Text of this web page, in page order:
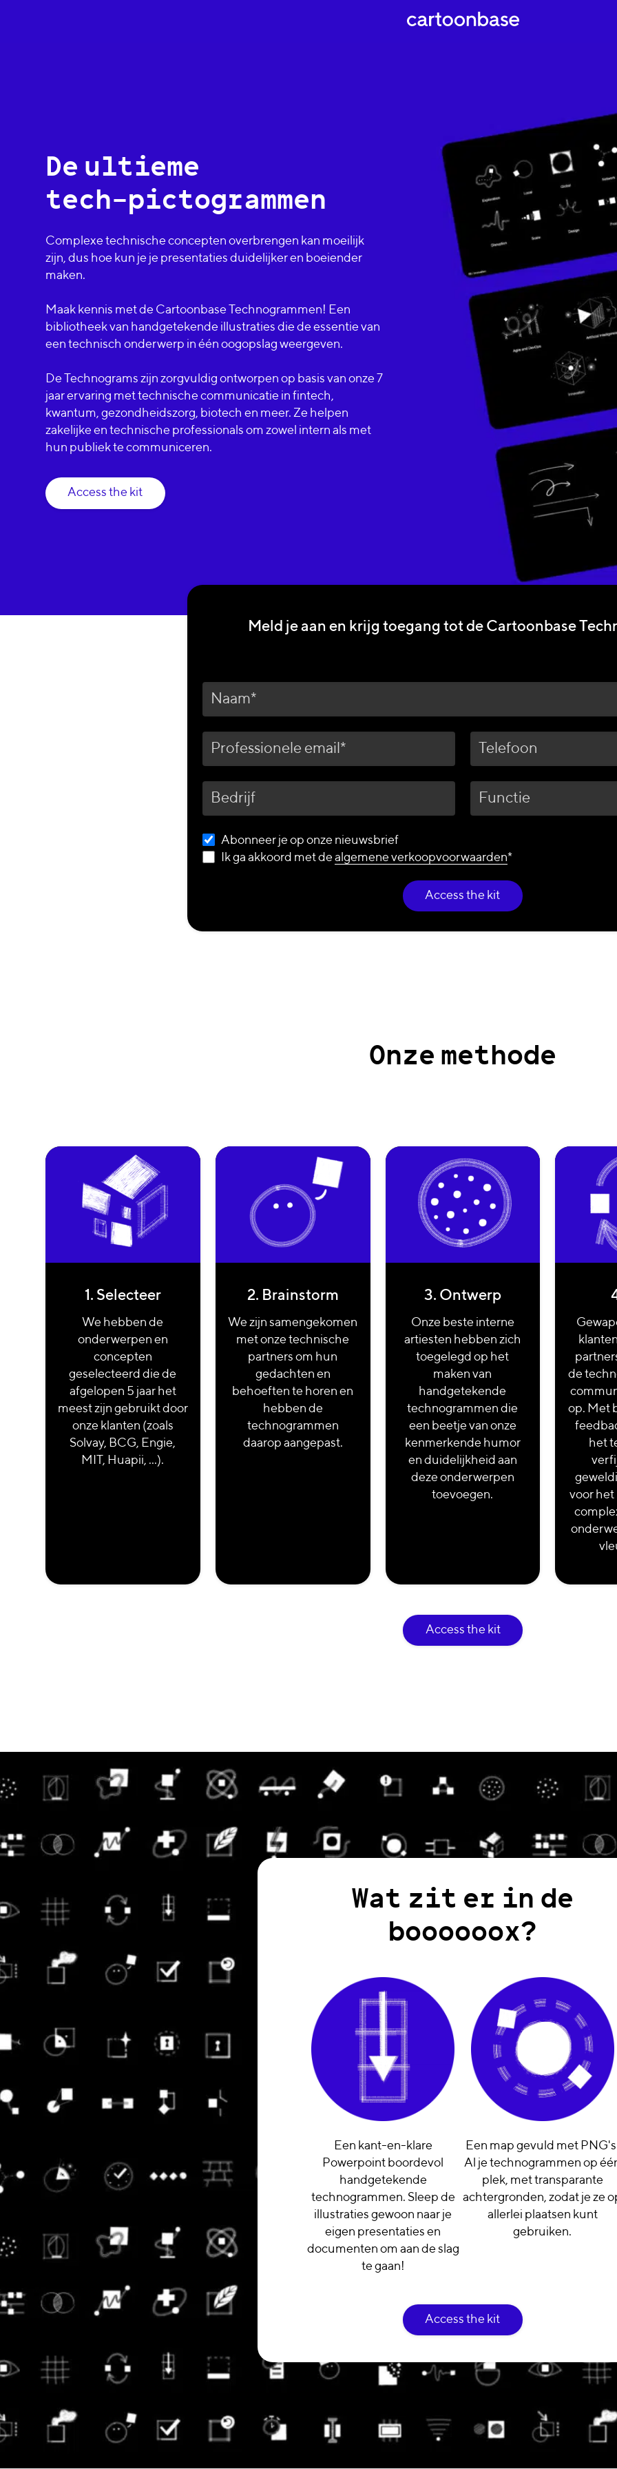
De ultieme
tech-pictogrammen
Complexe technische concepten overbrengen kan moeilijk
zijn, dus hoe kun je je presentaties duidelijker en boeiender
maken.
Maak kennis met de Cartoonbase Technogrammen! Een
bibliotheek van handgetekende illustraties die de essentie van
een technisch onderwerp in één oogopslag weergeven.
De Technograms zijn zorgvuldig ontworpen op basis van onze 7
jaar ervaring met technische communicatie in fintech,
kwantum, gezondheidszorg, biotech en meer. Ze helpen
zakelijke en technische professionals om zowel intern als met
hun publiek te communiceren.
Access the kit
Meld je aan en krijg toegang tot de Cartoonbase
Naam
Professionele
email
Telefoon
Bedrijf Functie
Abonneer je op onze nieuwsbrief
Ik ga akkoord met dealgemene verkoopvoorwaarden*
Onze methode
1. Selecteer
We hebben de
onderwerpen en
concepten
geselecteerd die de
afgelopen 5 jaar het
meest zijn gebruikt door
onze klanten (zoals
Solvay, BCG, Engie,
MIT, Huapii, ...).
2. Brainstorm
We zijn samengekomen
met onze technische
partners om hun
gedachten en
behoeften te horen en
hebben de
technogrammen
daarop aangepast.
3. Ontwerp
Onze beste interne
artiesten hebben zich
toegelegd op het
maken van
handgetekende
technogrammen die
een beetje van onze
kenmerkende humor
en duidelijkheid aan
deze onderwerpen
toevoegen.
de
op. Met
het
voor het
Access the kit
Wat zit er in de
boooooox?
Een kant-en-klare
Powerpoint boordevol
handgetekende
technogrammen. Sleep de
illustraties gewoon naar je
eigen presentaties en
documenten om aan de slag
te gaan!
Een map gevuld met
Al je technogrammen op
plek, met transparante
achtergronden, zodat je ze
allerlei plaatsen kunt
gebruiken.
Access the kit